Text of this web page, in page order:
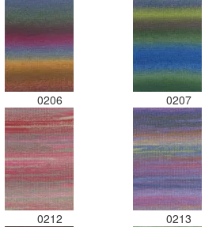
0206 0207
0212 0213